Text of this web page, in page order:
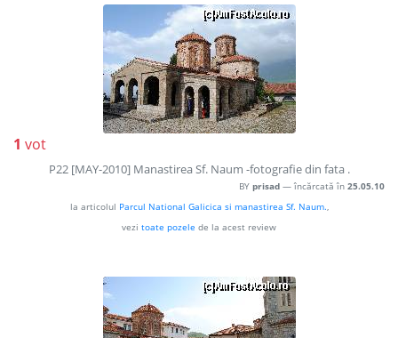
1 vot
P22 [MAY-2010] Manastirea Sf. Naum -fotografie din fata .
BY prisad — încărcată în 25.05.10
la articolul Parcul National Galicica si manastirea Sf. Naum.,
vezi toate pozele de la acest review